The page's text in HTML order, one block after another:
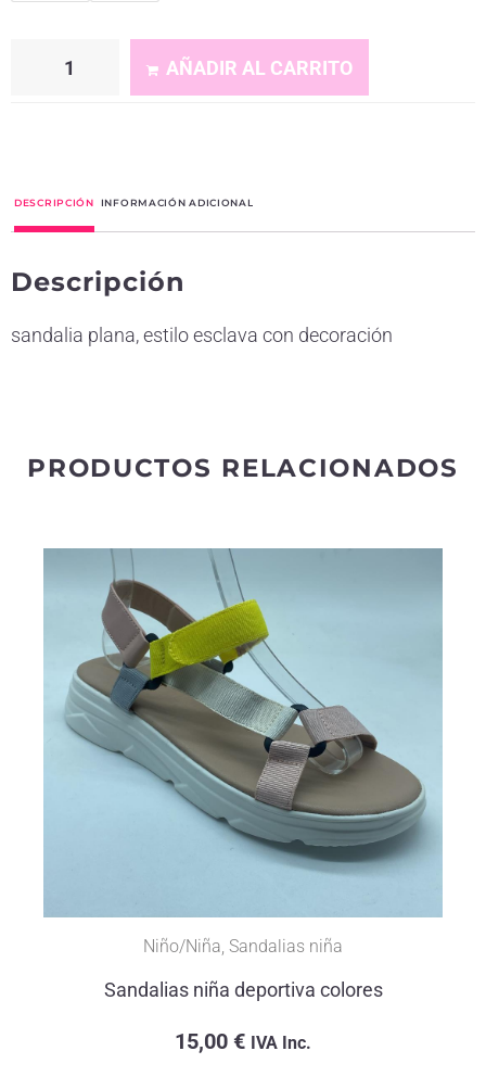
AÑADIR AL CARRITO
e
n
t
DESCRIPCIÓN INFORMACIÓN ADICIONAL
Descripción
sandalia plana, estilo esclava con decoración
PRODUCTOS RELACIONADOS
Niño/Niña Sandalias niña
Sandalias niña deportiva colores
15,00 € IVA Inc.